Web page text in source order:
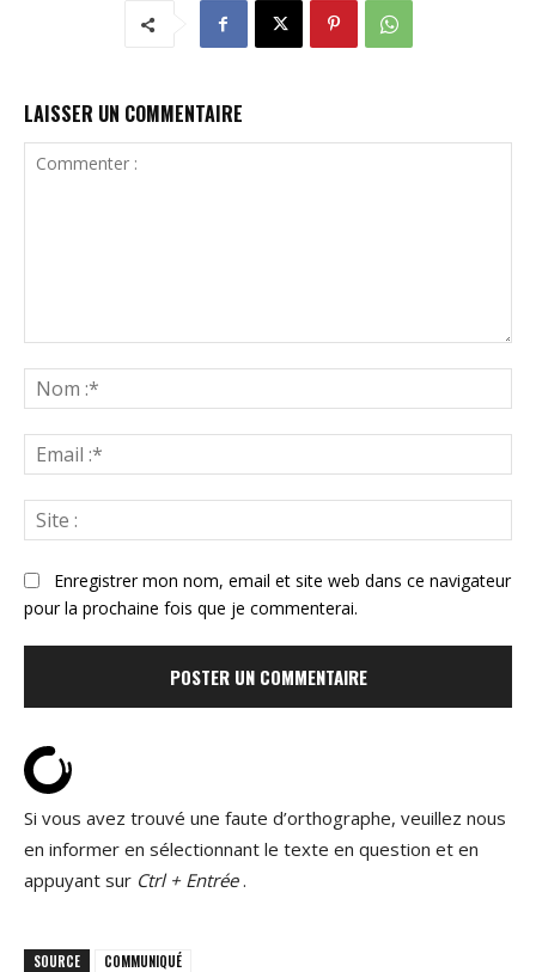
LAISSER UN COMMENTAIRE
:*
:*
:
Enregistrer mon nom, email et site web dans ce navigateur
pour la prochaine fois que je commenterai.
Si vous avez trouvé une faute d’orthographe, veuillez nous
en informer en sélectionnant le texte en question et en
appuyant sur Ctrl + Entrée.
SOURCE
COMMUNIQUÉ